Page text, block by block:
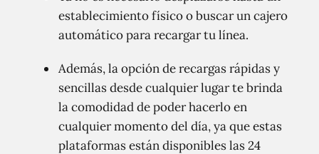
establecimiento físico o buscar un cajero
automático para recargar tu línea.
Además, la opción de recargas rápidas y
sencillas desde cualquier lugar te brinda
la comodidad de poder hacerlo en
cualquier momento del día, ya que estas
plataformas están disponibles las 24